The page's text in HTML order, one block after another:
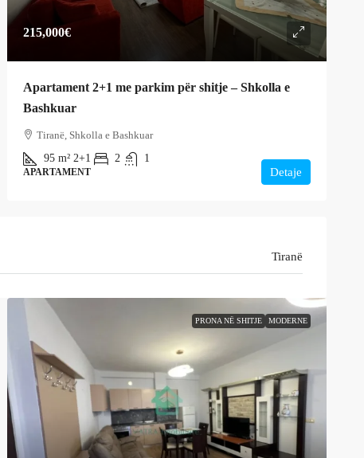
215,000€
Apartament 2+1 me parkim për shitje – Shkolla e
Bashkuar
Tiranë, Shkolla e Bashkuar
95 m² 2+1 2 1
APARTAMENT Detaje
Tiranë
PRONA NË SHITJE MODERNE